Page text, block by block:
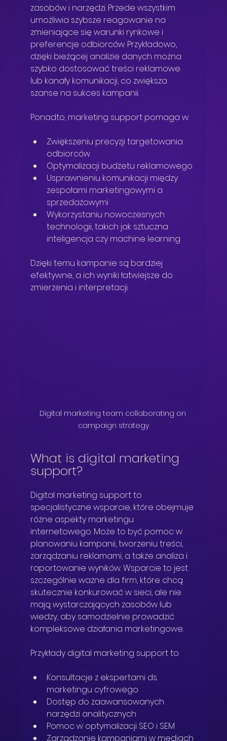
zasobów i narzędzi. Przede wszystkim
umożliwia szybsze reagowanie na
zmieniające się warunki rynkowe i
preferencje odbiorców. Przykładowo,
dzięki bieżącej analizie danych można
szybko dostosować treści reklamowe
lub kanały komunikacji, co zwiększa
szanse na sukces kampanii.
Ponadto, marketing support pomaga w:
Zwiększeniu precyzji targetowania
odbiorców
Optymalizacji budżetu reklamowego
Usprawnieniu komunikacji między
zespołami marketingowymi a
sprzedażowymi
Wykorzystaniu nowoczesnych
technologii, takich jak sztuczna
inteligencja czy machine learning
Dzięki temu kampanie są bardziej
efektywne, a ich wyniki łatwiejsze do
zmierzenia i interpretacji.
Digital marketing team collaborating on
campaign strategy
What is digital marketing
support?
Digital marketing support to
specjalistyczne wsparcie, które obejmuje
różne aspekty marketingu
internetowego. Może to być pomoc w
planowaniu kampanii, tworzeniu treści,
zarządzaniu reklamami, a także analiza i
raportowanie wyników. Wsparcie to jest
szczególnie ważne dla firm, które chcą
skutecznie konkurować w sieci, ale nie
mają wystarczających zasobów lub
wiedzy, aby samodzielnie prowadzić
kompleksowe działania marketingowe.
Przykłady digital marketing support to:
Konsultacje z ekspertami ds.
marketingu cyfrowego
Dostęp do zaawansowanych
narzędzi analitycznych
Pomoc w optymalizacji SEO i SEM
Zarządzanie kampaniami w mediach